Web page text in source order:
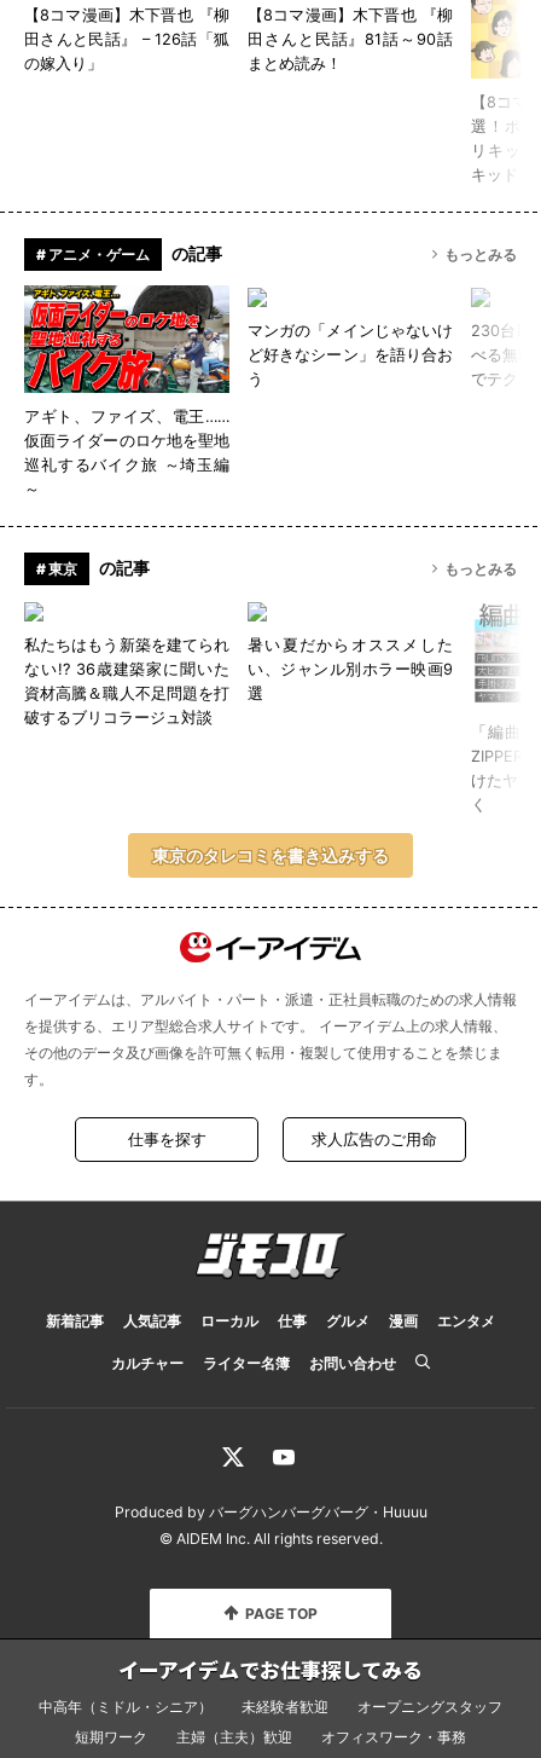
【8コマ漫画】木下晋也 『柳
田さんと民話』 – 126話「狐
の嫁入り」
【8コマ漫画】木下晋也 『柳
田さんと民話』81話～90話
まとめ読み！
【8コマ
選！ポ
リキッ
キッド
# アニメ・ゲーム の記事 もっとみる
アギト、ファイズ、電王……
仮面ライダーのロケ地を聖地
巡礼するバイク旅 ～埼玉編
～
マンガの「メインじゃないけ
ど好きなシーン」を語り合お
う
230台以
べる無料
でテクニ
# 東京 の記事 もっとみる
私たちはもう新築を建てられ
ない!? 36歳建築家に聞いた
資材高騰＆職人不足問題を打
破するブリコラージュ対談
暑い夏だからオススメした
い、ジャンル別ホラー映画9
選
「編曲
ZIPPER
けたヤマ
く
東京のタレコミを書き込みする
イーアイデムは、アルバイト・パート・派遣・正社員転職のための求人情報
を提供する、エリア型総合求人サイトです。 イーアイデム上の求人情報、
その他のデータ及び画像を許可無く転用・複製して使用することを禁じま
す。
仕事を探す 求人広告のご用命
新着記事 人気記事 ローカル 仕事 グルメ 漫画 エンタメ
カルチャー ライター名簿 お問い合わせ
Produced by バーグハンバーグバーグ・ Huuuu
© AIDEM Inc. All rights reserved.
PAGE TOP
イーアイデムでお仕事探してみる
中高年（ミドル・シニア） 未経験者歓迎
オープニングスタッフ
短期ワーク
主婦（主夫）歓迎 オフィスワーク・事務